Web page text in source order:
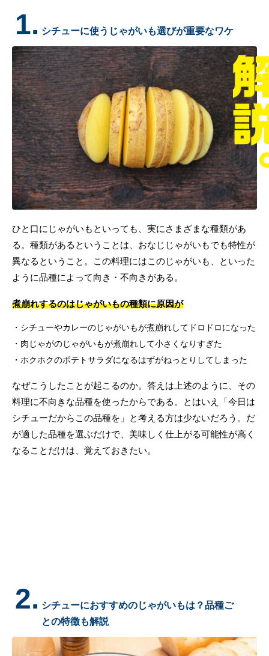
1. シチューに使うじゃがいも選びが重要なワケ
ひと口にじゃがいもといっても、実にさまざまな種類があ
る。種類があるということは、おなじじゃがいもでも特性が
異なるということ。この料理にはこのじゃがいも、といった
ように品種によって向き・不向きがある。
煮崩れするのはじゃがいもの種類に原因が
シチューやカレーのじゃがいもが煮崩れしてドロドロになった
肉じゃがのじゃがいもが煮崩れして小さくなりすぎた
ホクホクのポテトサラダになるはずがねっとりしてしまった
なぜこうしたことが起こるのか。答えは上述のように、その
料理に不向きな品種を使ったからである。とはいえ「今日は
シチューだからこの品種を」と考える方は少ないだろう。だ
が適した品種を選ぶだけで、美味しく仕上がる可能性が高く
なることだけは、覚えておきたい。
2. シチューにおすすめのじゃがいもは？品種ご
との特徴も解説